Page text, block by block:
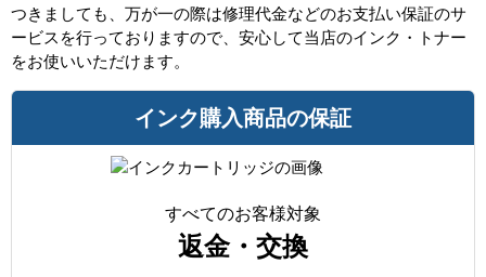
つきましても、万が一の際は修理代金などのお支払い保証のサ
ービスを行っておりますので、安心して当店のインク・トナー
をお使いいただけます。
インク購入商品の保証
すべてのお客様対象
返金・交換